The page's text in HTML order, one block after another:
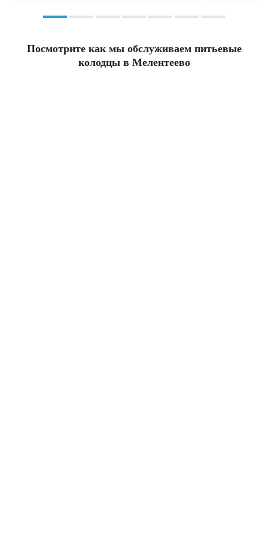
Посмотрите как мы обслуживаем питьевые
колодцы в Мелентеево